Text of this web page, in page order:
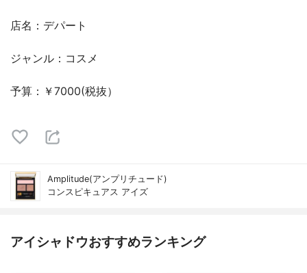
店名：デパート
ジャンル：コスメ
予算：￥7000(税抜）
Amplitude(アンプリチュード)
コンスピキュアス アイズ
アイシャドウおすすめランキング